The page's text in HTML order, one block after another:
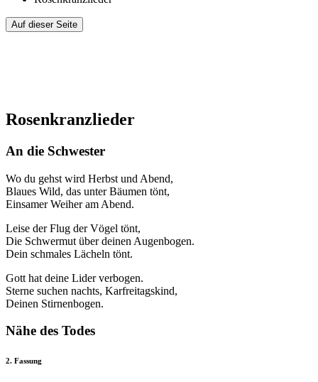
Auf dieser Seite
Rosenkranzlieder
An die Schwester
Wo du gehst wird Herbst und Abend,
Blaues Wild, das unter Bäumen tönt,
Einsamer Weiher am Abend.
Leise der Flug der Vögel tönt,
Die Schwermut über deinen Augenbogen.
Dein schmales Lächeln tönt.
Gott hat deine Lider verbogen.
Sterne suchen nachts, Karfreitagskind,
Deinen Stirnenbogen.
Nähe des Todes
2. Fassung